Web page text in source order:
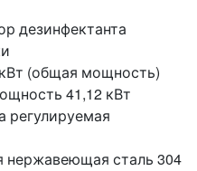
дезинфектанта
(общая мощность)
41,12 кВт
регулируемая
нержавеющая сталь 304